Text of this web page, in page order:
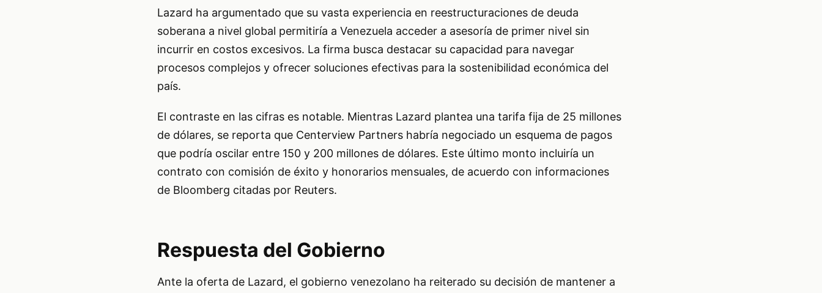
Lazard ha argumentado que su vasta experiencia en reestructuraciones de deuda
soberana a nivel global permitiría a Venezuela acceder a asesoría de primer nivel sin
incurrir en costos excesivos. La firma busca destacar su capacidad para navegar
procesos complejos y ofrecer soluciones efectivas para la sostenibilidad económica del
país.
El contraste en las cifras es notable. Mientras Lazard plantea una tarifa fija de 25 millones
de dólares, se reporta que Centerview Partners habría negociado un esquema de pagos
que podría oscilar entre 150 y 200 millones de dólares. Este último monto incluiría un
contrato con comisión de éxito y honorarios mensuales, de acuerdo con informaciones
de Bloomberg citadas por Reuters.
Respuesta del Gobierno
Ante la oferta de Lazard, el gobierno venezolano ha reiterado su decisión de mantener a